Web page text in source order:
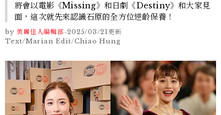
將會以電影《Missing》和日劇《Destiny》和大家見
面，這次就先來認識石原的全方位逆齡保養！
by 美麗佳人編輯部-2025/03/21更新
Text/Marian Edit/Chiao Hung